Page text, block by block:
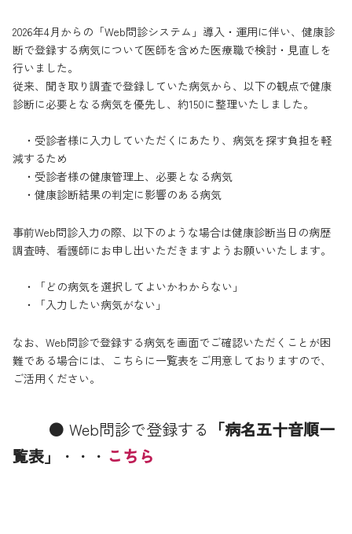
2026年4月からの「Web問診システム」導入・運用に伴い、健康診
断で登録する病気について医師を含めた医療職で検討・見直しを
行いました。
従来、聞き取り調査で登録していた病気から、以下の観点で健康
診断に必要となる病気を優先し、約150に整理いたしました。
・受診者様に入力していただくにあたり、病気を探す負担を軽
減するため
・受診者様の健康管理上、必要となる病気
・健康診断結果の判定に影響のある病気
事前Web問診入力の際、以下のような場合は健康診断当日の病歴
調査時、看護師にお申し出いただきますようお願いいたします。
・「どの病気を選択してよいかわからない」
・「入力したい病気がない」
なお、Web問診で登録する病気を画面でご確認いただくことが困
難である場合には、こちらに一覧表をご用意しておりますので、
ご活用ください。
● Web問診で登録する 「病名五十音順一
覧表」
・・・ こちら